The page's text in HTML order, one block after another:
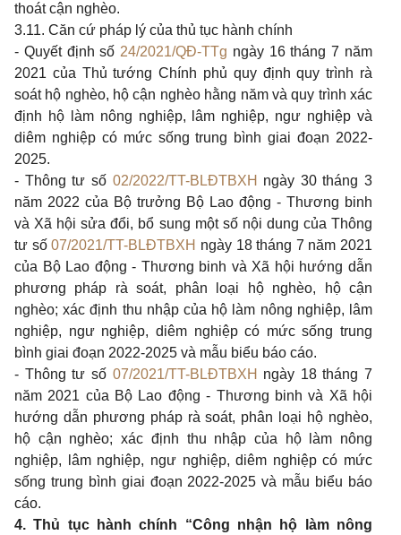
thoát cận nghèo.
3.11. Căn cứ pháp lý của thủ tục hành chính
- Quyết định số 24/2021/QĐ-TTg ngày 16 tháng 7 năm
2021 của Thủ tướng Chính phủ quy định quy trình rà
soát hộ nghèo, hộ cận nghèo hằng năm và quy trình xác
định hộ làm nông nghiệp, lâm nghiệp, ngư nghiệp và
diêm nghiệp có mức sống trung bình giai đoạn 2022-
2025.
- Thông tư số 02/2022/TT-BLĐTBXH ngày 30 tháng 3
năm 2022 của Bộ trưởng Bộ Lao động - Thương binh
và Xã hội sửa đổi, bổ sung một số nội dung của Thông
tư số07/2021/TT-BLĐTBXH ngày 18 tháng 7 năm 2021
của Bộ Lao động - Thương binh và Xã hội hướng dẫn
phương pháp rà soát, phân loại hộ nghèo, hộ cận
nghèo; xác định thu nhập của hộ làm nông nghiệp, lâm
nghiệp, ngư nghiệp, diêm nghiệp có mức sống trung
bình giai đoạn 2022-2025 và mẫu biểu báo cáo.
- Thông tư số 07/2021/TT-BLĐTBXH ngày 18 tháng 7
năm 2021 của Bộ Lao động - Thương binh và Xã hội
hướng dẫn phương pháp rà soát, phân loại hộ nghèo,
hộ cận nghèo; xác định thu nhập của hộ làm nông
nghiệp, lâm nghiệp, ngư nghiệp, diêm nghiệp có mức
sống trung bình giai đoạn 2022-2025 và mẫu biểu báo
cáo.
4. Thủ tục hành chính “Công nhận hộ làm nông